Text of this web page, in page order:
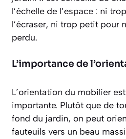
l’échelle de l’espace : ni
l’écraser, ni trop petit pour
perdu.
L’importance de
L’orientation du mobilier
importante. Plutôt que de
fond du jardin, on peut
fauteuils vers un beau